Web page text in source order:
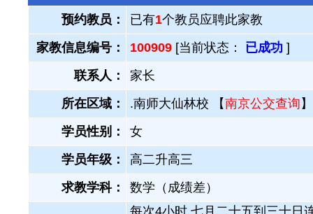
预约教员： 已有1个教员应聘此家教
家教信息编号：
100909 [当前状态： 已成功 ]
联系人：
家长
所在区域：
.南师大仙林校 【南京公交查询 】
学员性别：
女
学员年级：
高二升高三
求教学科：
数学（成绩差）
每次4小时 七月二十五到三十日